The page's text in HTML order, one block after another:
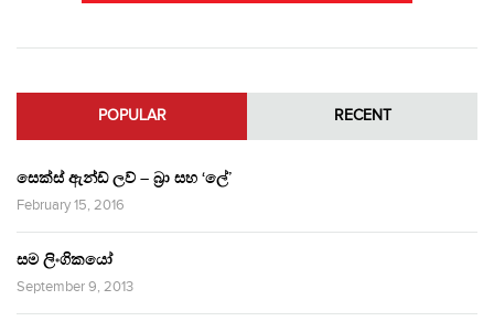
POPULAR RECENT
සෙක්ස් ඇන්ඩ් ලව් – බ්‍රා සහ ‘ලේ’
February 15, 2016
සම ලිංගිකයෝ
September 9, 2013